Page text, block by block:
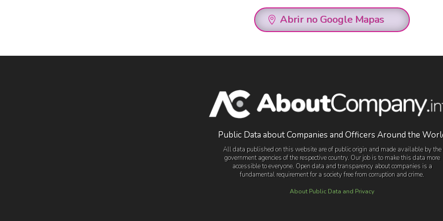
Abrir no Google Mapas
Public Data about Companies and Officers Around the
All data published on this website are of public origin and made available by the
government agencies of the respective country. Our job is to make this data more
accessible to everyone. Open data and transparency about companies is a
fundamental requirement for a society free from corruption and crime.
About Public Data and Privacy